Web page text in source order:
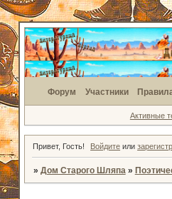
Форум Участники
Активные
Привет, Гость! Войдите или
» Дом Старого Шляпа »